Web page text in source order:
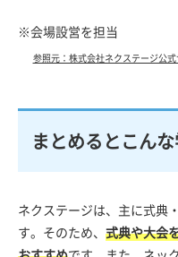
※会場設営を担当
参照元：株式会社ネクステージ公
まとめるとこん
ネクステージは、主に式典
す。そのため、 式典や大会